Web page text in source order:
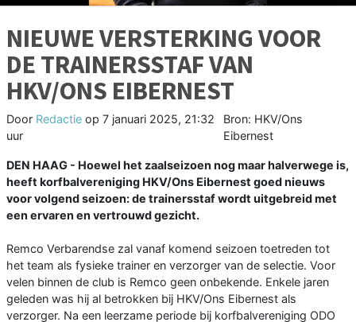
NIEUWE VERSTERKING VOOR
DE TRAINERSSTAF VAN
HKV/ONS EIBERNEST
Door Redactie op 7 januari 2025, 21:32
uur
Bron: HKV/Ons
Eibernest
DEN HAAG - Hoewel het zaalseizoen nog maar halverwege is,
heeft korfbalvereniging HKV/Ons Eibernest goed nieuws
voor volgend seizoen: de trainersstaf wordt uitgebreid met
een ervaren en vertrouwd gezicht.
Remco Verbarendse zal vanaf komend seizoen toetreden tot
het team als fysieke trainer en verzorger van de selectie. Voor
velen binnen de club is Remco geen onbekende. Enkele jaren
geleden was hij al betrokken bij HKV/Ons Eibernest als
verzorger. Na een leerzame periode bij korfbalvereniging ODO